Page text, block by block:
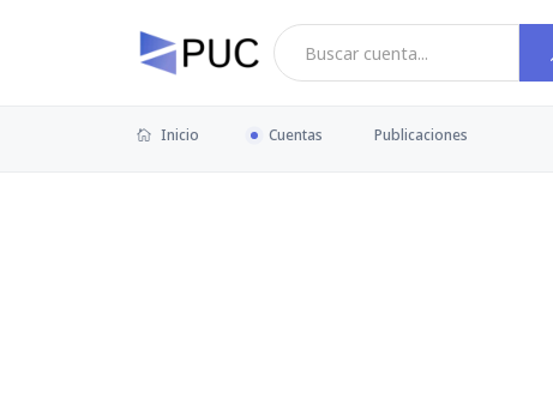
Inicio Cuentas Publicaciones